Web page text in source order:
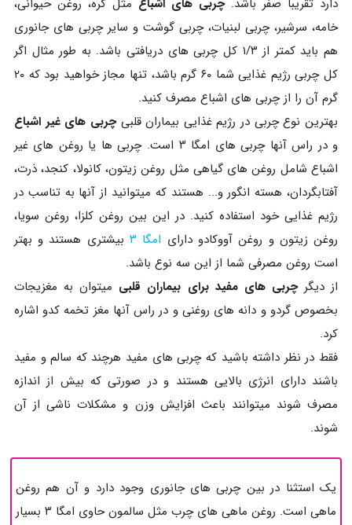
خامه، سرشیر، چربی لبنیات، چربی گوشت و سایر چربی های جانوری
هم باید کمتر از ۱/۳ کل چربی های دریافتی باشد. به طور مثال اگر
کل چربی رژیم غذایی شما ۶۰ گرم باشد، تنها مجاز خواهید بود که ۲۰
گرم آن را از چربی های اشباع مصرف کنید.
بهترین نوع چربی در رژیم غذایی بیماران قلبیچربی های غیر اشباع
و در راس آنها چربی های امگا ۳ است. چربی ها یا روغن های غیر
اشباع شامل روغن های گیاهی مثل روغن زیتون، کانولا، کنجد، ذرت،
آفتابگردان، هسته انگور و... هستند که میتوانید از آنها به تناسب در
رژیم غذایی خود استفاده کنید. در این بین روغن کلزا، روغن سویا،
روغن زیتون و روغن آووکادو دارای امگا ۳
بیشتری هستند و بهتر
است روغن مصرفی شما از این سه نوع باشد.
از دیگرچربی های مفید برای بیماران قلبی میتوان به مغزیجات
بخصوص گردو و دانه های روغنی و در راس آنها مغز تخمه کدو اشاره
کرد.
فقط در نظر داشته باشید که چربی های مفید هرچند که سالم و مفید
باشند دارای انرژی بالایی هستند و در صورتی که بیش از اندازه
مصرف شوند میتوانند باعث افزایش وزن و مشکلات ناشی از آن
شوند.
یک استثنا در بین چربی های جانوری وجود دارد و آن هم روغن
ماهی است. روغن ماهی های چرب مثل سالمون حاوی امگا ۳ بسیار